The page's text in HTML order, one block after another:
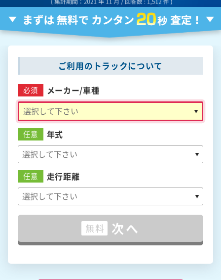
ご利用のトラックについて
必須 メーカー/車種
任意 年式
任意 走行距離
無料 次へ